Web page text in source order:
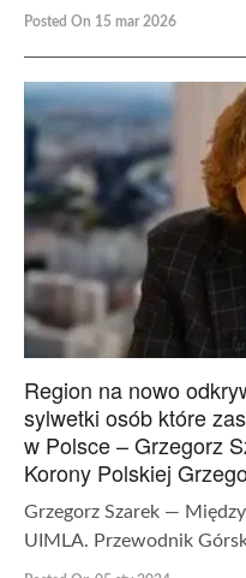
Posted On 15 mar 2026
Region na nowo
sylwetki osób które
w Polsce – Grzegorz
Korony Polskiej
Grzegorz Szarek —
UIMLA. Przewodnik